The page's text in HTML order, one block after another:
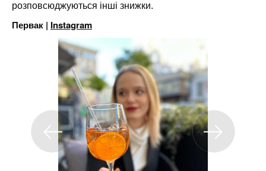
розповсюджуються інші знижки.
Первак | Instagram